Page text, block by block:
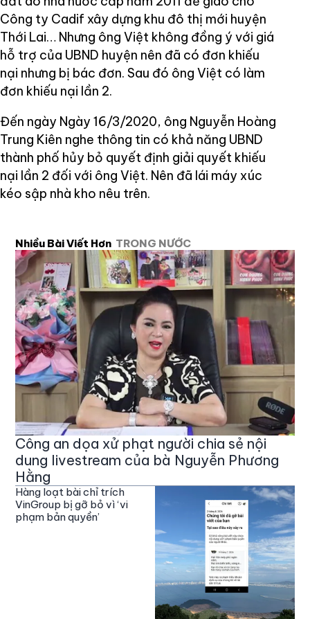
Công ty Cadif xây dựng khu đô thị mới huyện
Thới Lai… Nhưng ông Việt không đồng ý với giá
hỗ trợ của UBND huyện nên đã có đơn khiếu
nại nhưng bị bác đơn. Sau đó ông Việt có làm
đơn khiếu nại lần 2.
Đến ngày Ngày 16/3/2020, ông Nguyễn Hoàng
Trung Kiên nghe thông tin có khả năng UBND
thành phố hủy bỏ quyết định giải quyết khiếu
nại lần 2 đối với ông Việt. Nên đã lái máy xúc
kéo sập nhà kho nêu trên.
Nhiều Bài Viết Hơn TRONG NƯỚC
Công an dọa xử phạt người chia sẻ nội
dung livestream của bà Nguyễn Phương
Hằng
Hàng loạt bài chỉ trích
VinGroup bị gỡ bỏ vì ‘vi
phạm bản quyền’